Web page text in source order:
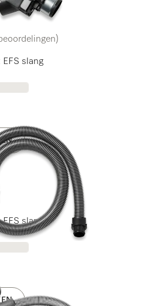
slang
slang